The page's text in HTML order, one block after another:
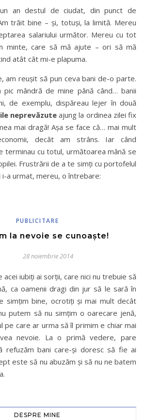
trăit bine – și, totuși, la limită. Mereu
salariului următor. Mereu cu tot
minte, care să mă ajute – ori să mă
atât cât mi-e plapuma.
am reușit să pun ceva bani de-o parte.
pic mândră de mine până când… banii
de exemplu, dispăreau lejer în două
neprevăzuteajung la ordinea zilei fix
mai dragă! Așa se face că… mai mult
decât am strâns. Iar când
terminau cu totul, următoarea mână se
Frustrării de a te simți cu portofelul
a urmat, mereu, o întrebare:
PUBLICITARE
la nevoie se cunoaște!
28 noiembrie 2014
ca oamenii dragi din jur să le sară în
simțim bine, ocrotiți și mai mult decât
putem să nu simțim o oarecare jenă,
pe care ar urma să îl primim e chiar mai
nevoie. La o primă vedere, pare
refuzăm bani care-și doresc să fie ai
este să nu abuzăm și să nu ne batem
DESPRE MINE